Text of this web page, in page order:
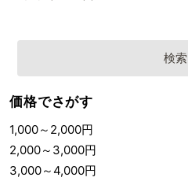
価格でさがす
1,000～ 2,000円
2,000～ 3,000円
3,000～4,000円